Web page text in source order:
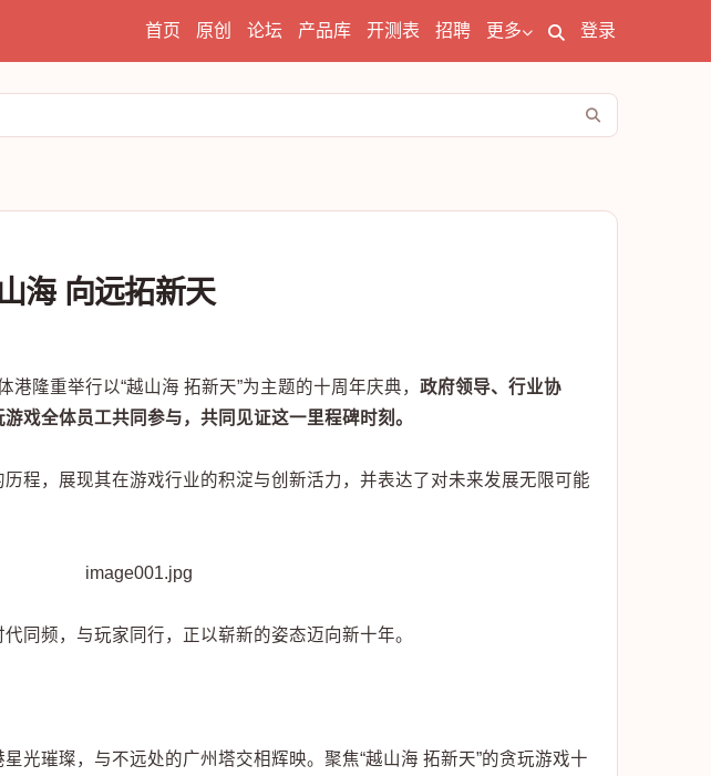
首页 原创 论坛 产品库 开测表 招聘 更多 登录
海 向远拓新天
隆重举行以“越山海 拓新天”为主题的十周年庆典， 政府领导、行业协
戏全体员工共同参与，共同见证这一里程碑时刻。
程，展现其在游戏行业的积淀与创新活力，并表达了对未来发展无限可能
同频，与玩家同行，正以崭新的姿态迈向新十年。
光璀璨，与不远处的广州塔交相辉映。聚焦“越山海 拓新天”的贪玩游戏十